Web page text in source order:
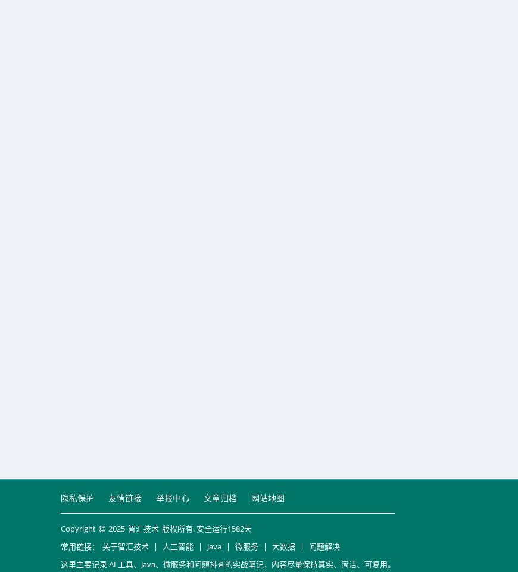
隐私保护 友情链接 举报中心 文章归档 网站地图
Copyright 2025 智汇技术 版权所有. 安全运行1582天
常用链接：
关于智汇技术 | 人工智能 | Java | 微服务 | 大数据 |
问题解决
这里主要记录 AI 工具、Java、微服务和问题排查的实战笔记，内容尽量保持真实、简洁、可复用。